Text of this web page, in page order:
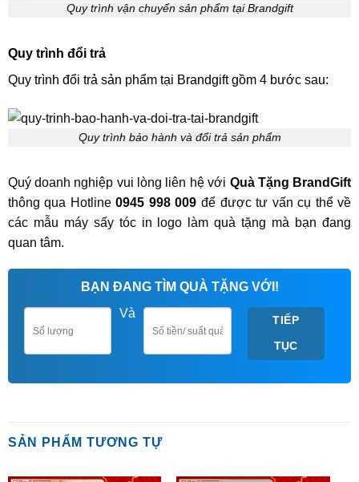
Quy trình vận chuyển sản phẩm tại Brandgift
Quy trình đổi trả
Quy trình đổi trả sản phẩm tại Brandgift gồm 4 bước sau:
Quy trình bảo hành và đổi trả sản phẩm
Quý doanh nghiệp vui lòng liên hệ với Quà Tặng BrandGift
thông qua Hotline0945 998 009 để được tư vấn cụ thể về
các mẫu máy sấy tóc in logo làm quà tặng mà bạn đang
quan tâm.
BẠN ĐANG TÌM QUÀ TẶNG VỚI!
Và
TIẾP
TỤC
SẢN PHẨM TƯƠNG TỰ